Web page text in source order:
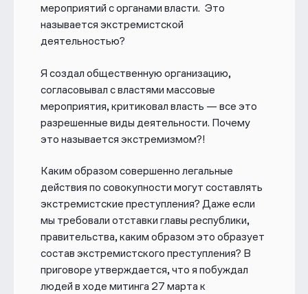
мероприятий с органами власти. Это
называется экстремистской
деятельностью?
Я создал общественную организацию,
согласовывал с властями массовые
мероприятия, критиковал власть — все это
разрешенные виды деятельности. Почему
это называется экстремизмом?!
Каким образом совершенно легальные
действия по совокупности могут составлять
экстремистские преступления? Даже если
мы требовали отставки главы республики,
правительства, каким образом это образует
состав экстремистского преступления? В
приговоре утверждается, что я побуждал
людей в ходе митинга 27 марта к